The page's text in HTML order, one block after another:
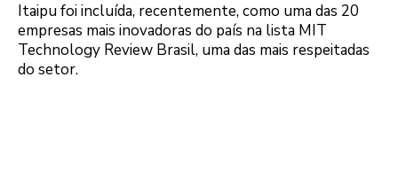
Itaipu foi incluída, recentemente, como uma das 20
empresas mais inovadoras do país na lista MIT
Technology Review Brasil, uma das mais respeitadas
do setor.